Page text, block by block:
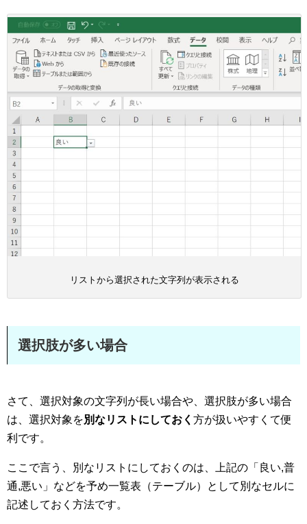
リストから選択された文字列が表示される
選択肢が多い場合
さて、選択対象の文字列が長い場合や、選択肢が多い場合
は、選択対象を別なリストにしておく 方が扱いやすくて便
利です。
ここで言う、別なリストにしておくのは、上記の「良い,普
通,悪い」などを予め一覧表（テーブル）として別なセルに
記述しておく方法です。